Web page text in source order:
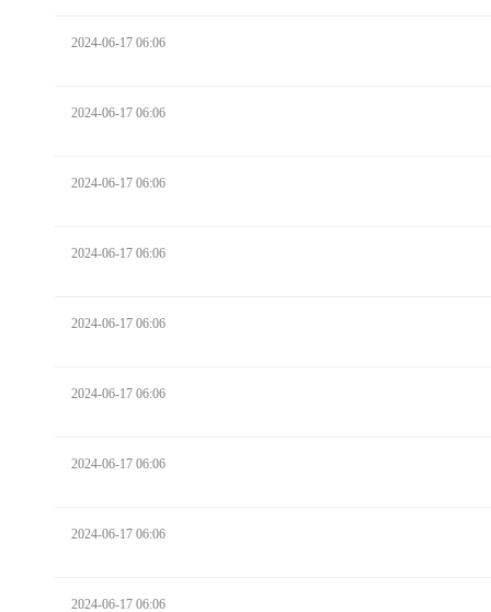
2024-06-17 06:06
2024-06-17 06:06
2024-06-17 06:06
2024-06-17 06:06
2024-06-17 06:06
2024-06-17 06:06
2024-06-17 06:06
2024-06-17 06:06
2024-06-17 06:06